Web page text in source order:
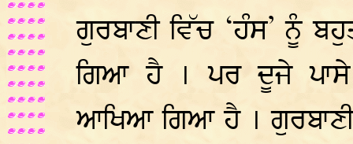
ਗੁਰਬਾਣੀ ਵਿੱਚ ‘ਹੰਸ’ ਨੂੰ
ਗਿਆ ਹੈ । ਪਰ ਦੂਜੇ ਪਾਸੇ
ਆਖਿਆ ਗਿਆ ਹੈ ।